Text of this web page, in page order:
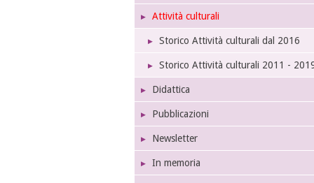
Attività culturali
Storico Attività culturali dal 2016
Storico Attività culturali 2011 -
Didattica
Pubblicazioni
Newsletter
In memoria